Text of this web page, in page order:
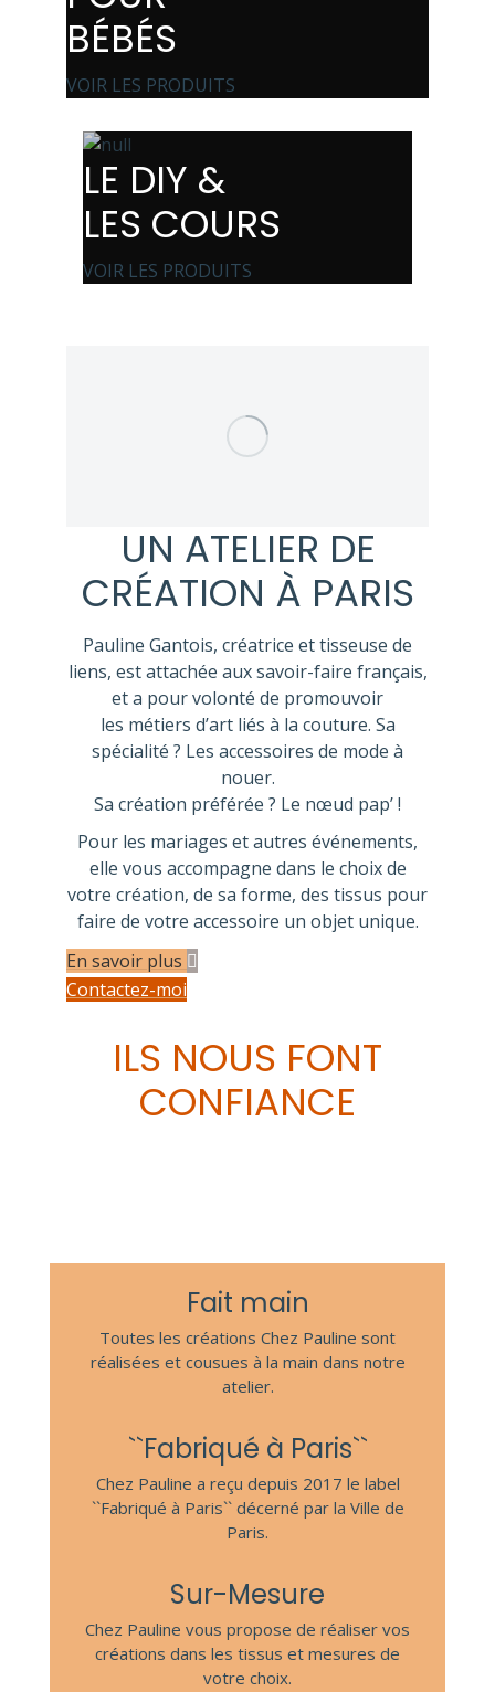
BÉBÉS
VOIR LES PRODUITS
LE DIY &
LES COURS
VOIR LES PRODUITS
UN ATELIER DE
CRÉATION À PARIS
Pauline Gantois, créatrice et tisseuse de
liens, est attachée aux savoir-faire français,
et a pour volonté de promouvoir
les métiers d’art liés à la couture. Sa
spécialité ? Les accessoires de mode à
nouer.
Sa création préférée ? Le nœud pap’ !
Pour les mariages et autres événements,
elle vous accompagne dans le choix de
votre création, de sa forme, des tissus pour
faire de votre accessoire un objet unique.
En savoir plus
Contactez-moi
ILS NOUS FONT
CONFIANCE
Fait main
Toutes les créations Chez Pauline sont
réalisées et cousues à la main dans notre
atelier.
``Fabriqué à Paris``
Chez Pauline a reçu depuis 2017 le label
``Fabriqué à Paris`` décerné par la Ville de
Paris.
Sur-Mesure
Chez Pauline vous propose de réaliser vos
créations dans les tissus et mesures de
votre choix.